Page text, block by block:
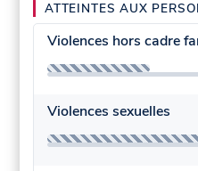
ATTEINTES AUX
Violences hors cadre
Violences sexuelles